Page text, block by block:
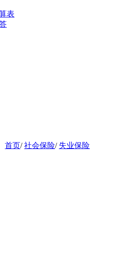
表
首页/社会保险/ 失业保险